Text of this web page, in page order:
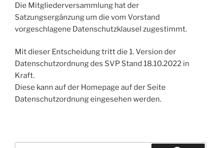
Die Mitgliederversammlung hat der
Satzungsergänzung um die vom Vorstand
vorgeschlagene Datenschutzklausel zugestimmt.
Mit dieser Entscheidung tritt die 1. Version der
Datenschutzordnung des SVP Stand 18.10.2022 in
Kraft.
Diese kann auf der Homepage auf der Seite
Datenschutzordnung eingesehen werden.